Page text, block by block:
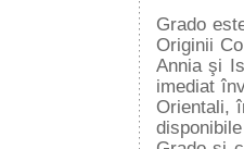
Grado
Originii
Annia şi
imediat
Orientali,